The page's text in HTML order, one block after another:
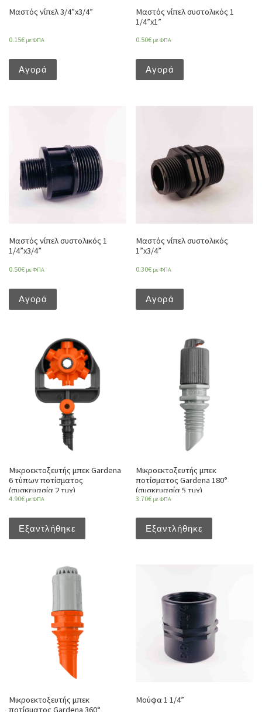
Μαστός νίπελ 3/4”x3/4”
0.15€ με ΦΠΑ
Αγορά
Μαστός νίπελ συστολικός 1
1/4”x1”
0.50€ με ΦΠΑ
Αγορά
Μαστός νίπελ συστολικός 1
1/4”x3/4”
0.50€ με ΦΠΑ
Αγορά
Μαστός νίπελ συστολικός
1”x3/4”
0.30€ με ΦΠΑ
Αγορά
Μικροεκτοξευτής μπεκ Gardena
6 τύπων ποτίσματος
(συσκευασία 2 τμχ)
4.90€ με ΦΠΑ
Εξαντλήθηκε
Μικροεκτοξευτής μπεκ
ποτίσματος Gardena 180°
(συσκευασία 5 τμχ)
3.70€ με ΦΠΑ
Εξαντλήθηκε
Μικροεκτοξευτής μπεκ
ποτίσματος Gardena 360°
Μούφα 1 1/4”